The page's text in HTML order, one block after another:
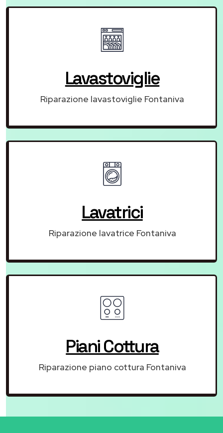
Lavastoviglie
Riparazione lavastoviglie Fontaniva
Lavatrici
Riparazione lavatrice Fontaniva
Piani Cottura
Riparazione piano cottura Fontaniva